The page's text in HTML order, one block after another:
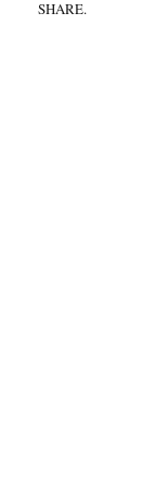
SHARE.